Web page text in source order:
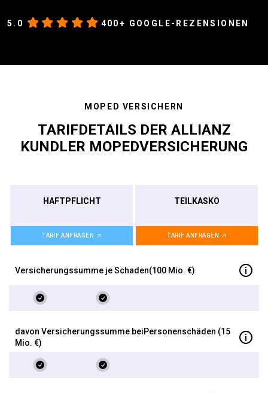
5.0 400+ GOOGLE-REZENSIONEN
MOPED VERSICHERN
TARIF­DETAILS DER ALLIANZ
KUNDLER MOPEDVERSICHERUNG
HAFT­PFLICHT
TARIF ANFRAGEN
TEIL­KASKO
TARIF ANFRAGEN
Ver­sicherungs­summe je Schaden(100 Mio. €)
davon Ver­sicherungs­summe beiPersonen­schäden (15
Mio. €)